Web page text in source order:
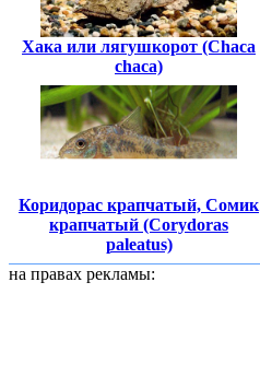
Хака или лягушкорот (Chaca
chaca)
Коридорас крапчатый, Сомик
крапчатый (Corydoras
paleatus)
на правах рекламы: